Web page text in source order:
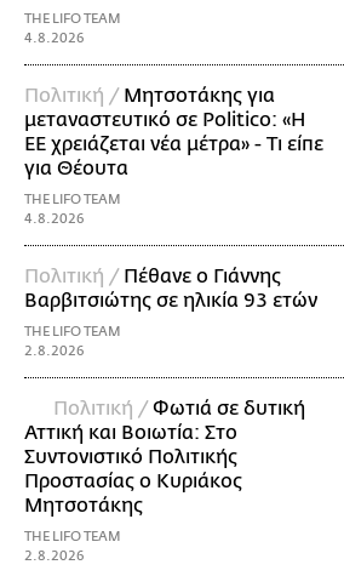
THE LIFO TEAM
4.8.2026
Πολιτική / Μητσοτάκης για
μεταναστευτικό σε Politico: «Η
ΕΕ χρειάζεται νέα μέτρα» - Τι είπε
για Θέουτα
THE LIFO TEAM
4.8.2026
Πολιτική / Πέθανε ο Γιάννης
Βαρβιτσιώτης σε ηλικία 93 ετών
THE LIFO TEAM
2.8.2026
Πολιτική /Φωτιά σε δυτική
Αττική και Βοιωτία: Στο
Συντονιστικό Πολιτικής
Προστασίας ο Κυριάκος
Μητσοτάκης
THE LIFO TEAM
2.8.2026